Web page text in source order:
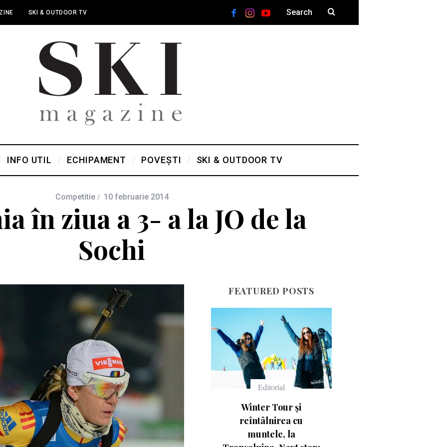
SKI & OUTDOOR TV
INFO UTIL ECHIPAMENT POVEȘTI SKI & OUTDOOR TV
Competitie 10 februarie 2014
în ziua a 3- a la JO de la
Sochi
FEATURED POSTS
Echipament
Salomon Pioneer
Visor
Editorial
Winter Tour și
reîntâlnirea cu
muntele, la
Echipament
Ce înseamnă numerele
de pe schiuri